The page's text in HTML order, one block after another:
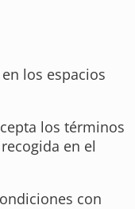
los espacios
los términos
en el
con